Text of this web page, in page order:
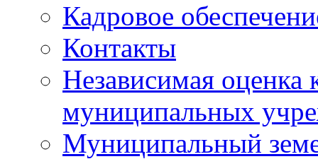
Кадровое
Контакты
Независимая оценка
муниципальных
Муниципальный